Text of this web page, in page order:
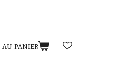
panier